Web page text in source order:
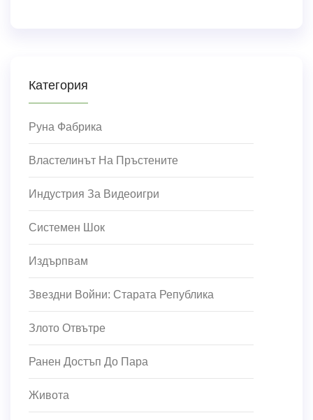
Категория
Руна Фабрика
Властелинът На Пръстените
Индустрия За Видеоигри
Системен Шок
Издърпвам
Звездни Войни: Старата Република
Злото Отвътре
Ранен Достъп До Пара
Живота